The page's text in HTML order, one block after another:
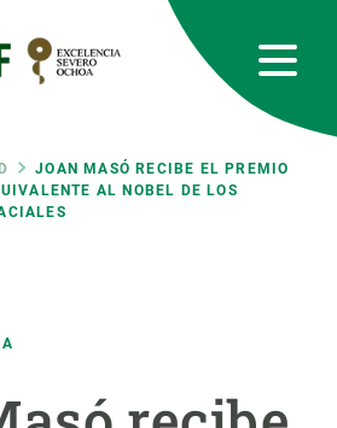
JOAN MASÓ RECIBE EL PREMIO
AL NOBEL DE LOS